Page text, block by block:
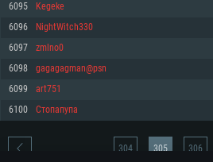
권장 사양
570 혹은 그 이상
여유 저장 공간: 62.2 GB (전체 클라이언트)
권장 사양
네트워크: 브로드밴드 인터넷
여유 저장 공간: 62.2 GB (전체 클라이언트)
권장 사양
운영체제: Ubuntu 20.04 64bit
프로세서: Intel Core i7
메모리: 16 GB
그래픽 카드: Vulkan 을 지원하고, 최신 그래픽
1060 (6개월 미만) 혹은 그와 동급의 성능을
지원하는 AMD RX 570 (6개월 미만; 최소사양
6095 Kegeke
6096 NightWitch330
6097 zmlno0
6098 gagagagman@psn
6099 art751
6100 Cтопапупа
304 305 306